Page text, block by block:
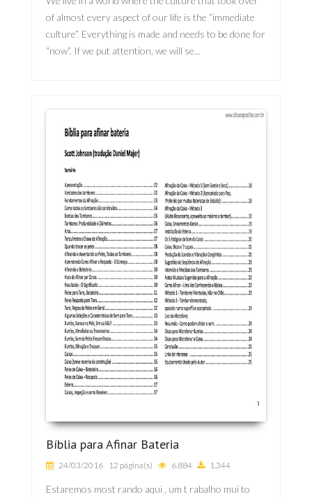
of almost every aspect of our life is the “immediate
culture”. Everything is made and needs to be done for
“now”. If we put attention, we will se...
Bíblia para Afinar Bateria
24/03/2016 12 página(s) 6.884 1.344
Estaremos most rando aqui , um t rabalho mui to